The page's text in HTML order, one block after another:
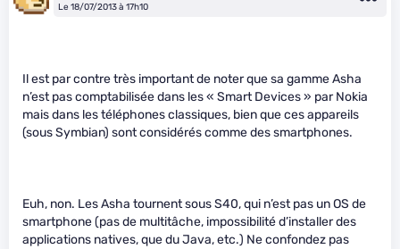
Le 18/07/2013 à 17h10
Il est par contre très important de noter que sa gamme Asha
n’est pas comptabilisée dans les « Smart Devices » par Nokia
mais dans les téléphones classiques, bien que ces appareils
(sous Symbian) sont considérés comme des smartphones.
Euh, non. Les Asha tournent sous S40, qui n’est pas un OS de
smartphone (pas de multitâche, impossibilité d’installer des
applications natives, que du Java, etc.) Ne confondez pas